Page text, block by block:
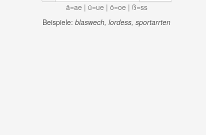
ä=ae | ü=ue | ö=oe | ß=ss
Beispiele: blaswech, lordess, sportarrten